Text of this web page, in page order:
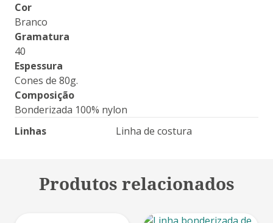
Cor
Branco
Gramatura
40
Espessura
Cones de 80g.
Composição
Bonderizada 100% nylon
Linhas
Linha de costura
Produtos relacionados